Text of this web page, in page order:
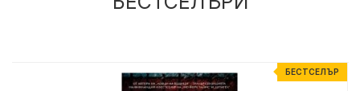
БЕСТСЕЛЪР